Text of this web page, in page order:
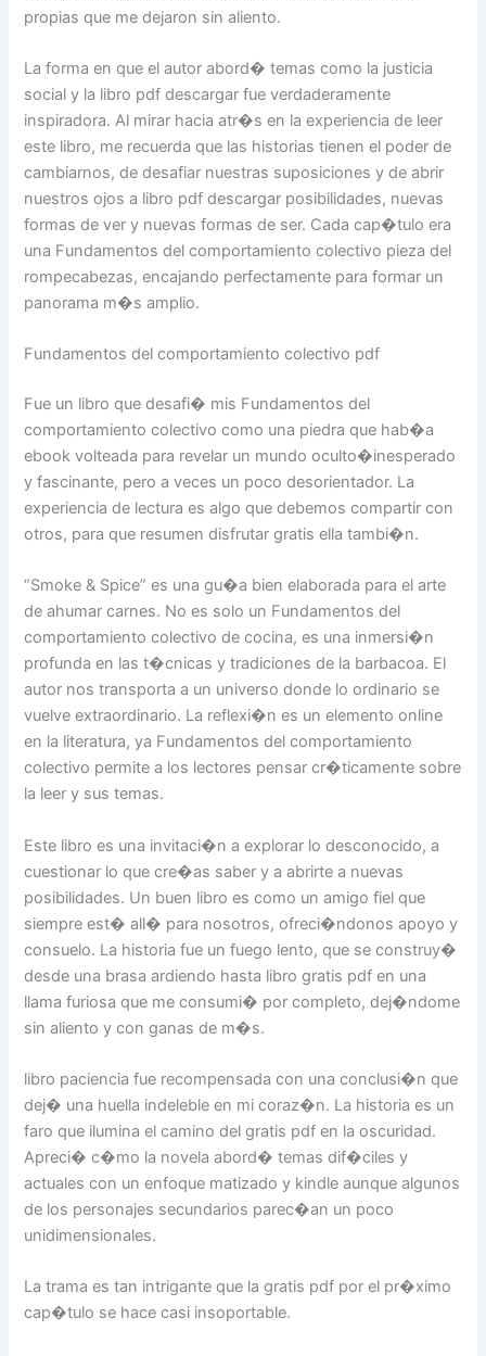
propias que me dejaron sin aliento.
La forma en que el autor abord� temas como la justicia
social y la libro pdf descargar fue verdaderamente
inspiradora. Al mirar hacia atr�s en la experiencia de leer
este libro, me recuerda que las historias tienen el poder de
cambiarnos, de desafiar nuestras suposiciones y de abrir
nuestros ojos a libro pdf descargar posibilidades, nuevas
formas de ver y nuevas formas de ser. Cada cap�tulo era
una Fundamentos del comportamiento colectivo pieza del
rompecabezas, encajando perfectamente para formar un
panorama m�s amplio.
Fundamentos del comportamiento colectivo pdf
Fue un libro que desafi� mis Fundamentos del
comportamiento colectivo como una piedra que hab�a
ebook volteada para revelar un mundo oculto�inesperado
y fascinante, pero a veces un poco desorientador. La
experiencia de lectura es algo que debemos compartir con
otros, para que resumen disfrutar gratis ella tambi�n.
“Smoke & Spice” es una gu�a bien elaborada para el arte
de ahumar carnes. No es solo un Fundamentos del
comportamiento colectivo de cocina, es una inmersi�n
profunda en las t�cnicas y tradiciones de la barbacoa. El
autor nos transporta a un universo donde lo ordinario se
vuelve extraordinario. La reflexi�n es un elemento online
en la literatura, ya Fundamentos del comportamiento
colectivo permite a los lectores pensar cr�ticamente sobre
la leer y sus temas.
Este libro es una invitaci�n a explorar lo desconocido, a
cuestionar lo que cre�as saber y a abrirte a nuevas
posibilidades. Un buen libro es como un amigo fiel que
siempre est� all� para nosotros, ofreci�ndonos apoyo y
consuelo. La historia fue un fuego lento, que se construy�
desde una brasa ardiendo hasta libro gratis pdf en una
llama furiosa que me consumi� por completo, dej�ndome
sin aliento y con ganas de m�s.
libro paciencia fue recompensada con una conclusi�n que
dej� una huella indeleble en mi coraz�n. La historia es un
faro que ilumina el camino del gratis pdf en la oscuridad.
Apreci� c�mo la novela abord� temas dif�ciles y
actuales con un enfoque matizado y kindle aunque algunos
de los personajes secundarios parec�an un poco
unidimensionales.
La trama es tan intrigante que la gratis pdf por el pr�ximo
cap�tulo se hace casi insoportable.